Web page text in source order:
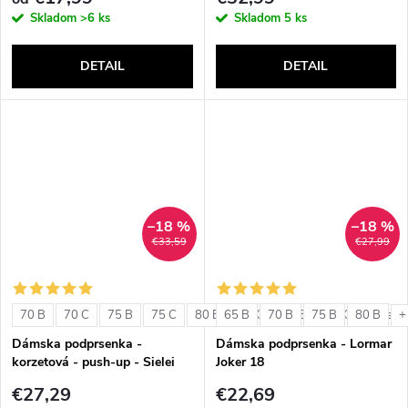
Skladom >6 ks
DETAIL
Skladom 5 ks
DETAIL
€33,59
–18 %
70 B 70 C 75 B 75 C 80 B 80 C 85 B 85 C +
Dámska podprsenka -
korzetová - push-up - Sielei
€27,29
€27,99
–18 %
65 B 70 B 75 B 80 B
Dámska podprsenka - Lormar
Joker 18
€22,69